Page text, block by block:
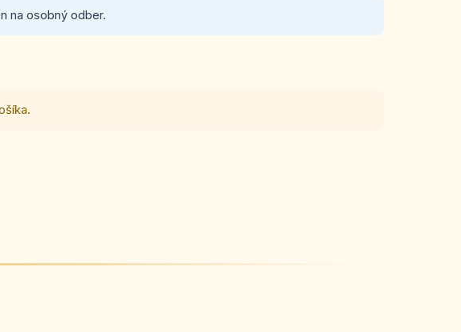
na osobný odber.